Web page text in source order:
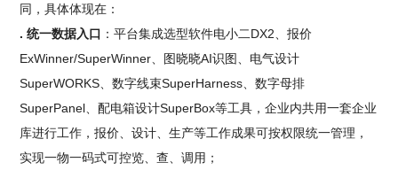
同，具体体现在：
. 统一数据入口 ：平台集成选型软件电小二DX2、报价
ExWinner/SuperWinner、图晓晓AI识图、电气设计
SuperWORKS、数字线束SuperHarness、数字母排
SuperPanel、配电箱设计SuperBox等工具，企业内共用一套企业
库进行工作，报价、设计、生产等工作成果可按权限统一管理，
实现一物一码式可控览、查、调用；